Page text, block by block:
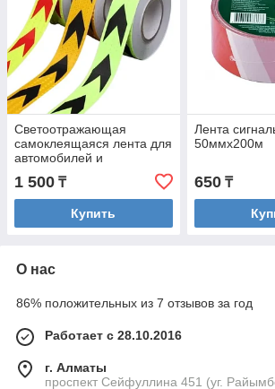
Светоотражающая
самоклеящаяся лента для
автомобилей и
мотоциклов, 5 см х 10 м
1 500 ₸
Купить
Лента
50ммх200м
650₸
О нас
86% положительных из 7 отзывов за год
Работает с 28.10.2016
г. Алматы
проспект Сейфуллина 451 (уг.